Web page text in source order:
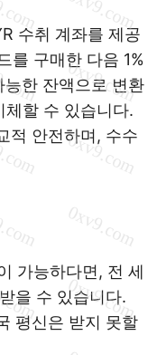
수취 계좌를 제공
를 구매한 다음 1%
한 잔액으로 변환
할 수 있습니다.
적 안전하며, 수수
가능하다면, 전 세
을 수 있습니다.
평신은 받지 못할